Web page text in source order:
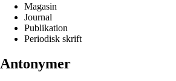
Magasin
Journal
Publikation
Periodisk skrift
Antonymer